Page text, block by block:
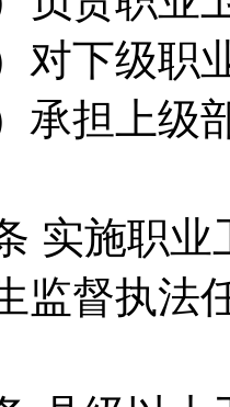
下级职业
担上级部
施职业
监督执法